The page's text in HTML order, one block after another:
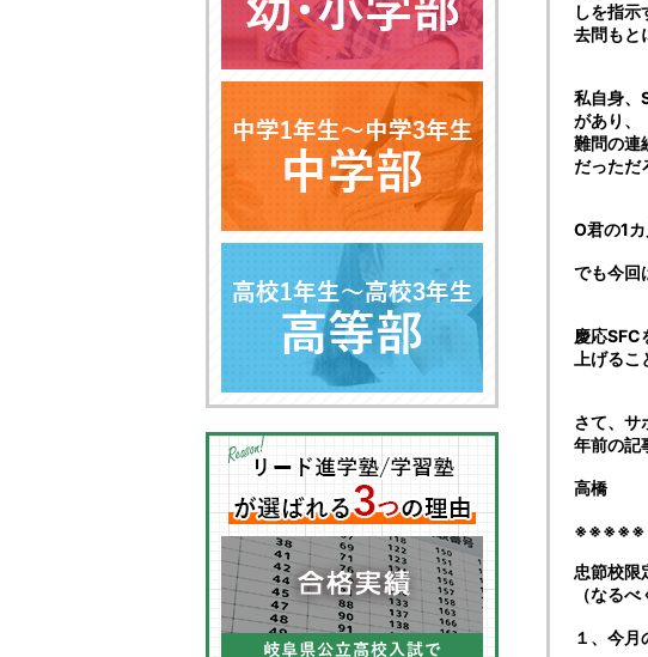
しを指
去問もと
私自身、
があり、
難問の連
だっただ
O君の1
でも今回
慶応SFC
上げる
さて、サ
年前の記
高橋
※※※※※
忠節校
（なる
１、今月